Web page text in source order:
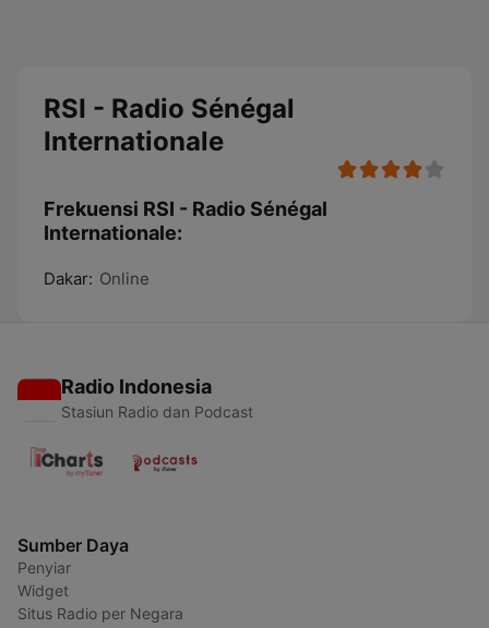
RSI - Radio Sénégal
Internationale
Frekuensi RSI - Radio Sénégal
Internationale:
Dakar: Online
Radio Indonesia
Stasiun Radio dan Podcast
Sumber Daya
Penyiar
Widget
Situs Radio per Negara